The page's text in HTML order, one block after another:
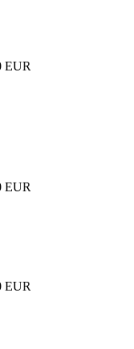
EUR
EUR
EUR